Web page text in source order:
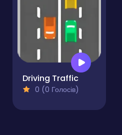
Driving Traffic
0 (0 Голосів)